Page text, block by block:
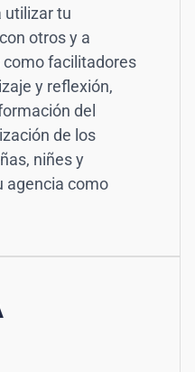
utilizar tu
otros y a
facilitadores
y reflexión,
del
de los
niñes y
agencia como